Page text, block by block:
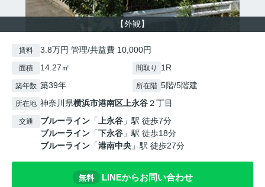
【外観】
賃料 3.8万円 管理/共益費 10,000円
面積 14.27㎡ 間取り 1R
築年数 築39年 所在階 5階/5階建
所在地 神奈川県横浜市港南区 上永谷２丁目
交通 ブルーライン 「 上永谷 」駅 徒歩7分
ブルーライン 「下永谷 」駅 徒歩18分
ブルーライン 「港南中央 」駅 徒歩27分
無料 LINEからお問い合わせ